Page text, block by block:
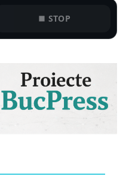
STOP